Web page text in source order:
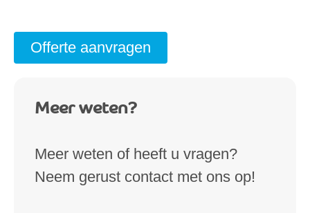
Offerte aanvragen
Meer weten?
Meer weten of heeft u vragen?
Neem gerust contact met ons op!